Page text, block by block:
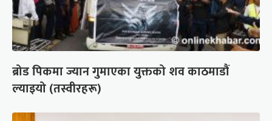
ब्रोड पिकमा ज्यान गुमाएका युक्तको शव काठमाडौं
ल्याइयो (तस्वीरहरू)